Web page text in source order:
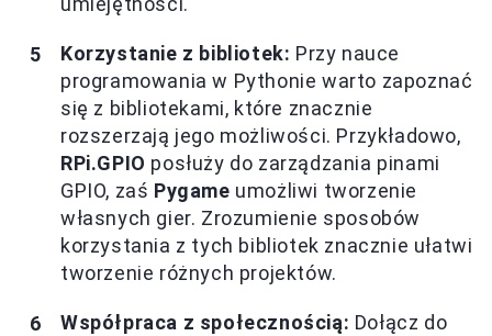
Korzystanie z bibliotek: Przy nauce
programowania w Pythonie warto zapoznać
się z bibliotekami, które znacznie
rozszerzają jego możliwości. Przykładowo,
RPi.GPIO posłuży do zarządzania pinami
GPIO, zaś Pygame umożliwi tworzenie
własnych gier. Zrozumienie sposobów
korzystania z tych bibliotek znacznie ułatwi
tworzenie różnych projektów.
Współpraca z społecznością: Dołącz do